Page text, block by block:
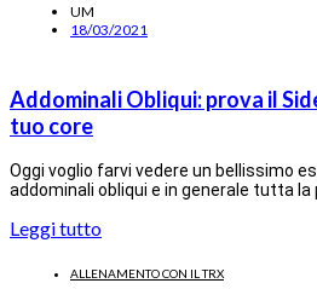
UM
18/03/2021
Addominali Obliqui: prova il
tuo core
Oggi voglio farvi vedere un bellissimo
addominali obliqui e in generale tutta la
Leggi tutto
ALLENAMENTO CON IL TRX